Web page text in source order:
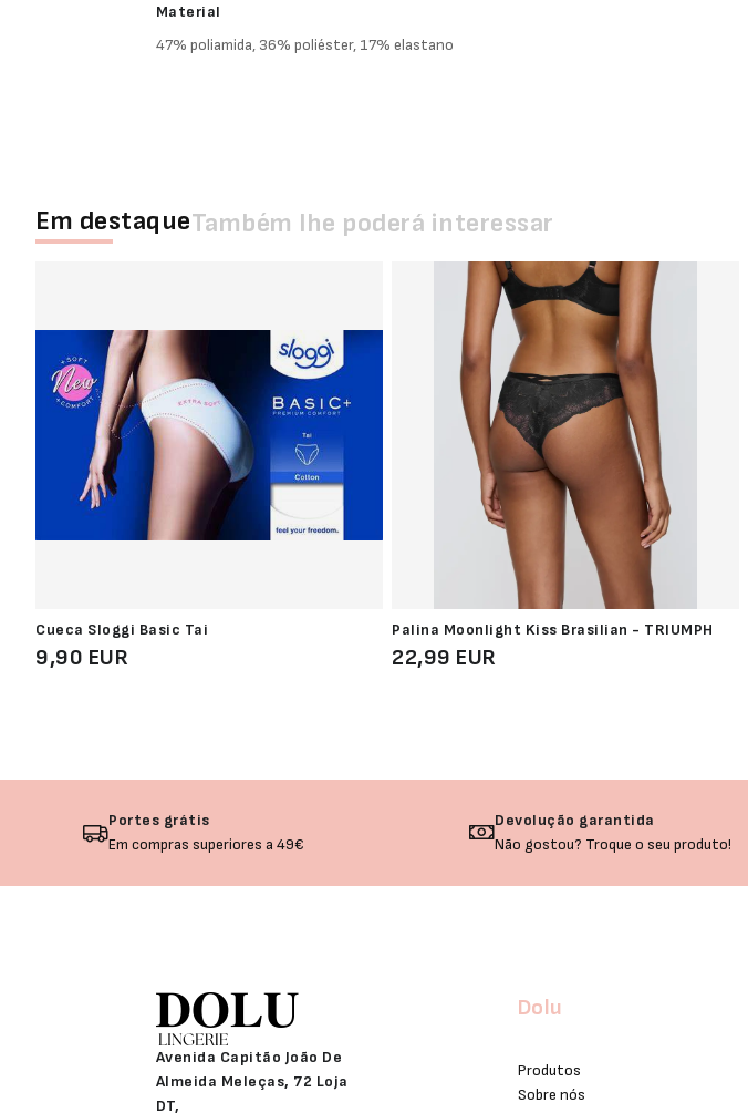
Material
47% poliamida, 36% poliéster, 17% elastano
Em destaqueTambém lhe poderá interessar
Cueca Sloggi Basic Tai
9,90 EUR
Palina Moonlight Kiss Brasilian - TRIUMPH
22,99 EUR
Portes grátis
Em compras superiores a 49€
Devolução garantida
Não gostou? Troque o seu produto!
Avenida Capitão João De
Almeida Meleças, 72 Loja
DT,
Dolu
Produtos
Sobre nós